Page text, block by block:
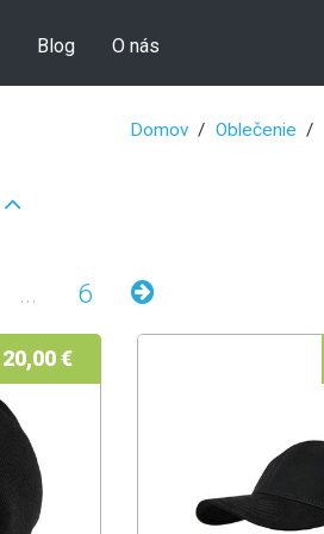
Blog O nás
Domov Oblečenie
... 6
20,00 €